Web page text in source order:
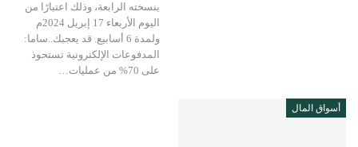
بنسخته الرابعة، وذلك اعتبارًا من
اليوم الأربعاء 17 إبريل 2024م
ولمدة 6 أسابيع. قد يعجبك..ساما:
المدفوعات الإلكترونية تستحوذ
على 70% من عمليات…
أسواق المال